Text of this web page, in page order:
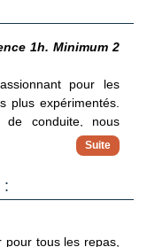
1h. Minimum 2
pour les
plus expérimentés.
conduite, nous
des lacs
motoneigiste
en toute sécurité
de conduite en
:
tous les repas,